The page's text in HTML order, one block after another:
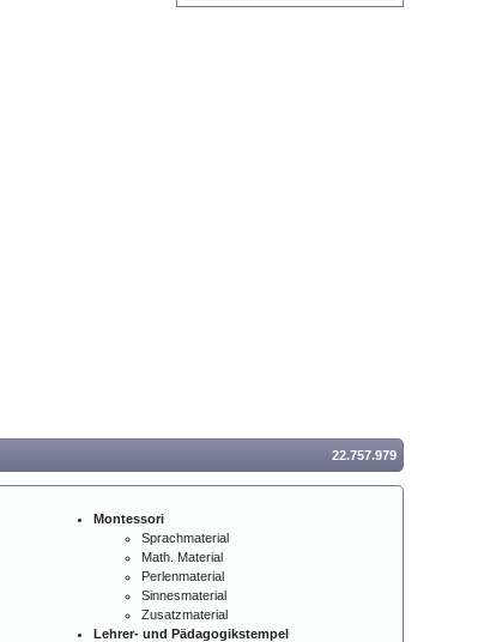
22.757.979
Montessori
Sprachmaterial
Math. Material
Perlenmaterial
Sinnesmaterial
Zusatzmaterial
Lehrer- und Pädagogikstempel